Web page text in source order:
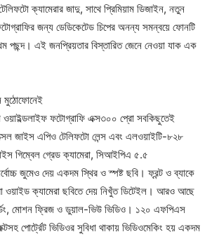
ক্যামেরার জাদু, সাথে প্রিমিয়াম ডিজাইন, নতুন
জন্য ডেডিকেটেড চিপের অনন্য সমন্বয়ে ফোনটি
পছন্দ। এই জনপ্রিয়তার বিস্তারিত জেনে নেওয়া যাক এক
মুঠোফোনেই
ওয়াইল্ডলাইফ ফটোগ্রাফি এক্স৩০০ প্রো সবকিছুতেই
জাইস এপিও টেলিফটো লেন্স এবং এলওয়াইটি-৮২৮
গিম্বেল গ্রেড ক্যামেরা, সিআইপিএ ৫.৫
জুমেও দেয় একদম স্থির ও স্পষ্ট ছবি। ফ্রন্ট ও ব্যাকে
ওয়াইড ক্যামেরা ছবিতে দেয় নিখুঁত ডিটেইল। আরও আছে
মোশন ফ্রিজ ও ডুয়াল-ভিউ ভিডিও। ১২০ এফপিএস
পোর্ট্রেট ভিডিওর সুবিধা থাকায় ভিডিওমেকিং হয় একদম